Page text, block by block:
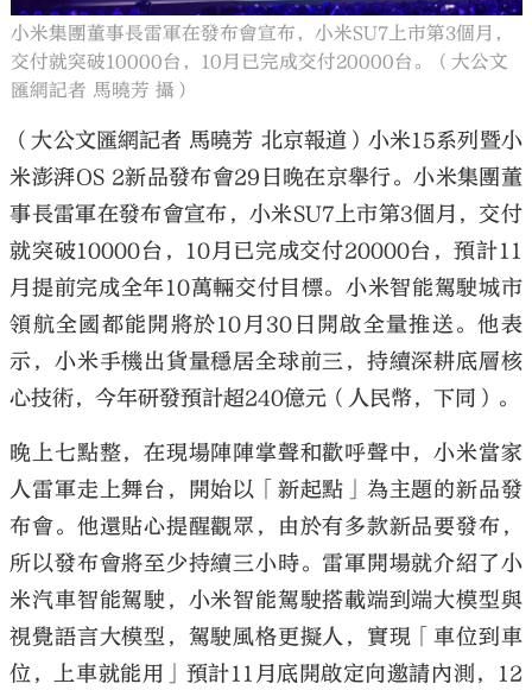
小米集團董事長雷軍在發布會宣布，小米SU7上市第3個月，
交付就突破10000台，10月已完成交付20000台。（大公文
匯網記者 馬曉芳 攝）
（大公文匯網記者 馬曉芳 北京報道）小米15系列暨小
米澎湃OS 2新品發布會29日晚在京舉行。小米集團董
事長雷軍在發布會宣布，小米SU7上市第3個月，交付
就突破10000台，10月已完成交付20000台，預計11
月提前完成全年10萬輛交付目標。小米智能駕駛城市
領航全國都能開將於10月30日開啟全量推送。他表
示，小米手機出貨量穩居全球前三，持續深耕底層核
心技術，今年研發預計超240億元（人民幣，下同）。
晚上七點整，在現場陣陣掌聲和歡呼聲中，小米當家
人雷軍走上舞台，開始以「新起點」為主題的新品發
布會。他還貼心提醒觀眾，由於有多款新品要發布，
所以發布會將至少持續三小時。雷軍開場就介紹了小
米汽車智能駕駛，小米智能駕駛搭載端到端大模型與
視覺語言大模型，駕駛風格更擬人，實現「車位到車
位，上車就能用」預計11月底開啟定向邀請內測，12